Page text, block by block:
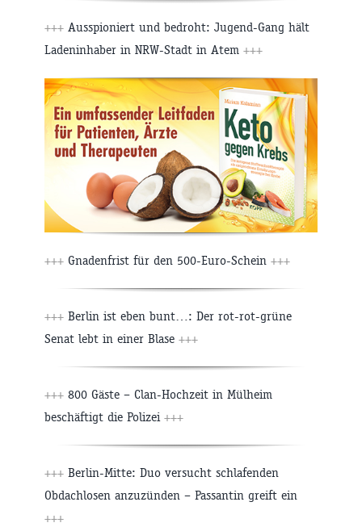
+++ Ausspioniert und bedroht: Jugend-Gang hält
Ladeninhaber in NRW-Stadt in Atem +++
+++ Gnadenfrist für den 500-Euro-Schein +++
+++ Berlin ist eben bunt…: Der rot-rot-grüne
Senat lebt in einer Blase +++
+++ 800 Gäste – Clan-Hochzeit in Mülheim
beschäftigt die Polizei +++
+++ Berlin-Mitte: Duo versucht schlafenden
Obdachlosen anzuzünden – Passantin greift ein
+++